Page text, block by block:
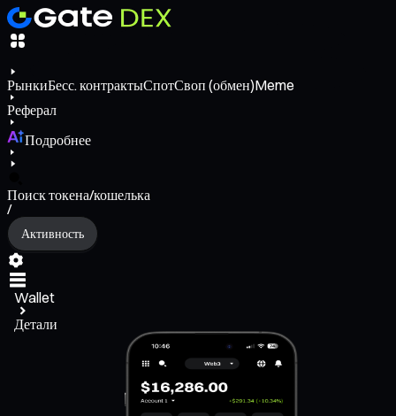
РынкиБесс. контрактыСпотСвоп (обмен)Meme
Реферал
Подробнее
Поиск токена/кошелька
/
Активность
Wallet
Детали